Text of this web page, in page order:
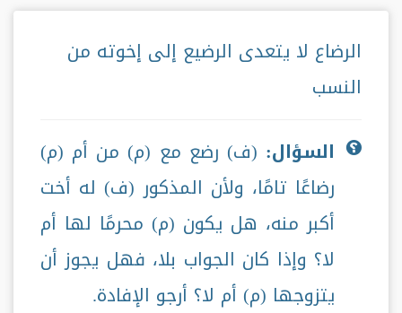
الرضاع لا يتعدى الرضيع إلى إخوته من
النسب
السؤال: (ف) رضع مع (م) من أم (م)
رضاعًا تامًا، ولأن المذكور (ف) له أخت
أكبر منه، هل يكون (م) محرمًا لها أم
لا؟ وإذا كان الجواب بلا، فهل يجوز أن
يتزوجها (م) أم لا؟ أرجو الإفادة.